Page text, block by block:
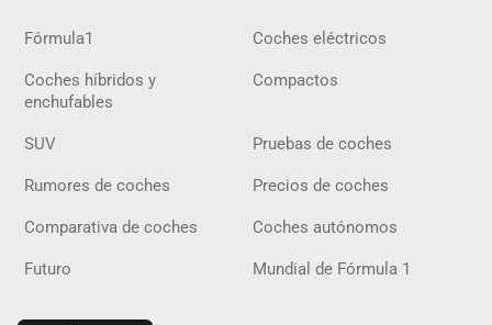
Fórmula1 Coches eléctricos
Coches híbridos y
enchufables
Compactos
SUV Pruebas de coches
Rumores de coches Precios de coches
Comparativa de coches Coches autónomos
Futuro Mundial de Fórmula 1